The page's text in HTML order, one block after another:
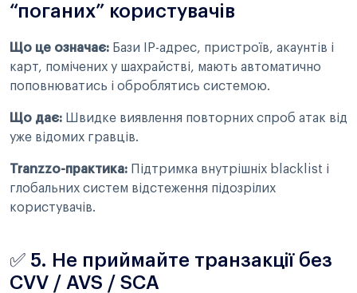
“поганих” користувачів
Що це означає: Бази IP-адрес, пристроїв, акаунтів і
карт, помічених у шахрайстві, мають автоматично
поповнюватись і оброблятись системою.
Що дає: Швидке виявлення повторних спроб атак від
уже відомих гравців.
Tranzzo-практика: Підтримка внутрішніх blacklist і
глобальних систем відстеження підозрілих
користувачів.
✅ 5. Не приймайте транзакції без
CVV / AVS / SCA